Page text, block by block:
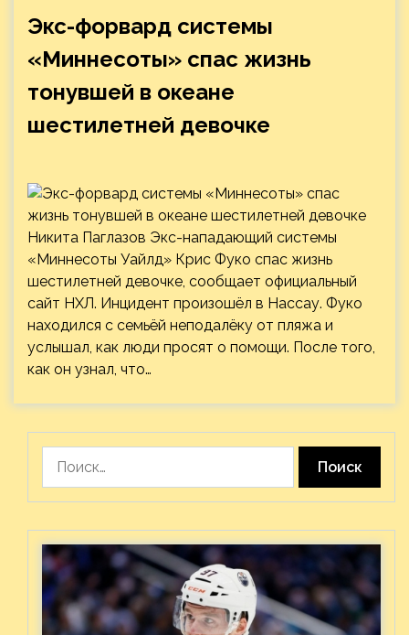
Экс-форвард системы
«Миннесоты» спас жизнь
тонувшей в океане
шестилетней девочке
Никита Паглазов Экс-нападающий системы
«Миннесоты Уайлд» Крис Фуко спас жизнь
шестилетней девочке, сообщает официальный
сайт НХЛ. Инцидент произошёл в Нассау. Фуко
находился с семьёй неподалёку от пляжа и
услышал, как люди просят о помощи. После того,
как он узнал, что…